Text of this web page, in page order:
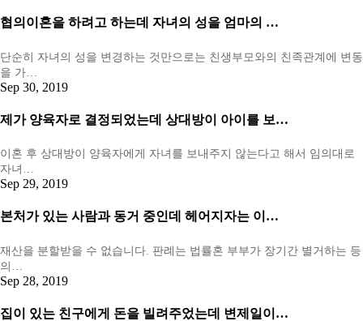
협의이혼을 하려고 하는데 자녀의 성을 엄마의 …
단순히 자녀의 성을 변경하는 것만으로는 친생부모와의 친족관계에 변동
을 가…
Sep 30, 2019
제가 양육자로 결정되었는데 상대방이 아이를 보…
이혼 후 상대방이 양육자에게 자녀를 보내주지 않는다고 해서 임의대로
자녀…
Sep 29, 2019
본처가 있는 사람과 동거 중인데 헤어지자는 이…
재산을 분할받을 수 없습니다. 판례는 법률혼 부부가 장기간 별거하는 등
의…
Sep 28, 2019
집이 있는 친구에게 돈을 빌려주었는데 변제일이…